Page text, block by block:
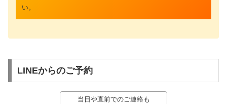
い。
LINEからのご予約
当日や直前でのご連絡も